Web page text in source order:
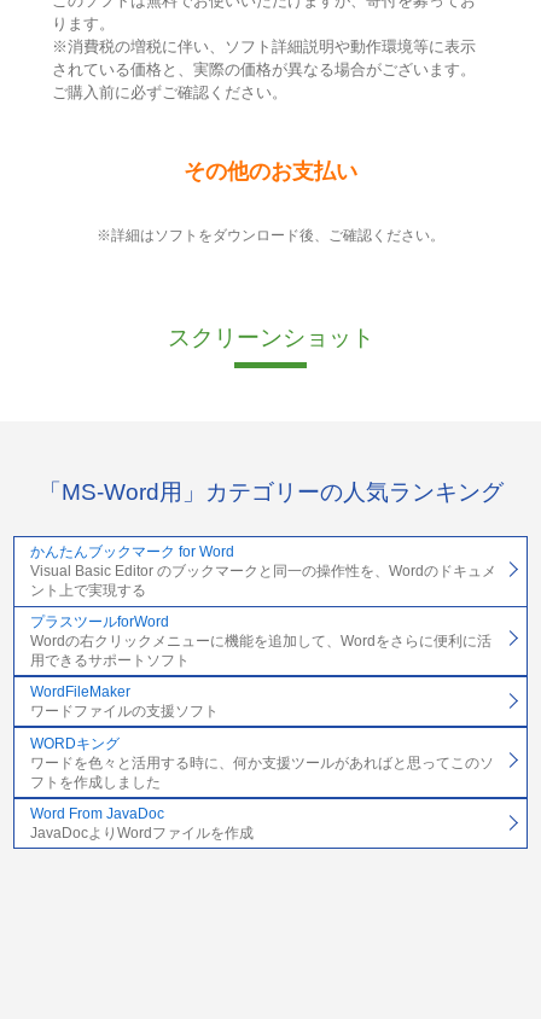
ります。
※消費税の増税に伴い、ソフト詳細説明や動作環境等に表示
されている価格と、実際の価格が異なる場合がございます。
ご購入前に必ずご確認ください。
その他のお支払い
※詳細はソフトをダウンロード後、ご確認ください。
スクリーンショット
「MS-Word用」カテゴリーの人気ランキング
かんたんブックマーク for Word
Visual Basic Editor のブックマークと同一の操作性を、Wordのドキュメ
ント上で実現する
プラスツールforWord
Wordの右クリックメニューに機能を追加して、Wordをさらに便利に活
用できるサポートソフト
WordFileMaker
ワードファイルの支援ソフト
WORDキング
ワードを色々と活用する時に、何か支援ツールがあればと思ってこのソ
フトを作成しました
Word From JavaDoc
JavaDocよりWordファイルを作成